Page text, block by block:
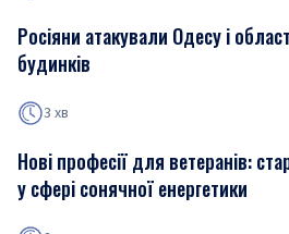
Росіяни атакували Одесу і
будинків
3 хв
Нові професії для ветеранів:
у сфері сонячної енергетики